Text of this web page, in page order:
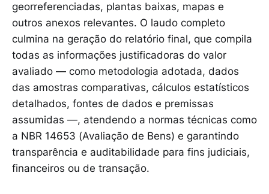
georreferenciadas, plantas baixas, mapas e
outros anexos relevantes. O laudo completo
culmina na geração do relatório final, que compila
todas as informações justificadoras do valor
avaliado — como metodologia adotada, dados
das amostras comparativas, cálculos estatísticos
detalhados, fontes de dados e premissas
assumidas —, atendendo a normas técnicas como
a NBR 14653 (Avaliação de Bens) e garantindo
transparência e auditabilidade para fins judiciais,
financeiros ou de transação.